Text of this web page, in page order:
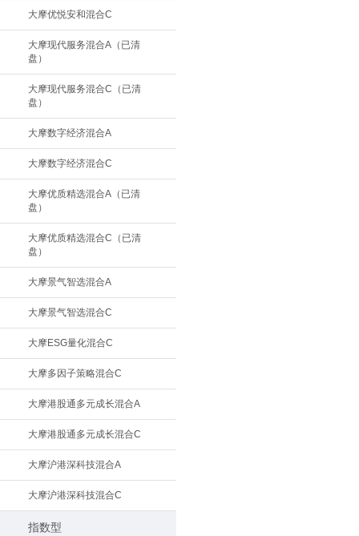
大摩优悦安和混合C
大摩现代服务混合A（已清
盘）
大摩现代服务混合C（已清
盘）
大摩数字经济混合A
大摩数字经济混合C
大摩优质精选混合A（已清
盘）
大摩优质精选混合C（已清
盘）
大摩景气智选混合A
大摩景气智选混合C
大摩ESG量化混合C
大摩多因子策略混合C
大摩港股通多元成长混合A
大摩港股通多元成长混合C
大摩沪港深科技混合A
大摩沪港深科技混合C
指数型